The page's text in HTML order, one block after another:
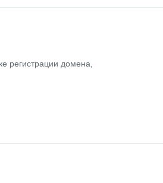
регистрации домена,